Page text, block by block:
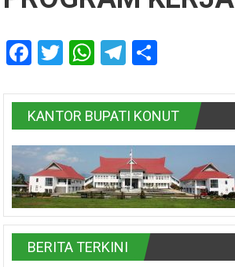
Facebook
Twitter
WhatsApp
Telegram
KANTOR BUPATI KONUT
BERITA TERKINI